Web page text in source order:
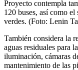
Proyecto contempla
120 buses, así como
verdes. (Foto: Lenin
También considera la
aguas residuales para
iluminación, cámaras
mantenimiento de las